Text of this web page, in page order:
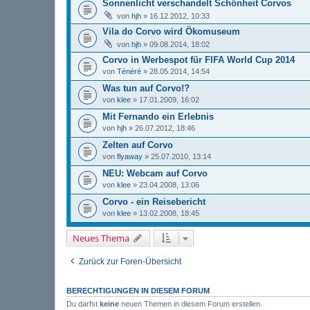
Sonnenlicht verschandelt Schönheit Corvos
von hjh » 16.12.2012, 10:33
Vila do Corvo wird Ökomuseum
von hjh » 09.08.2014, 18:02
Corvo in Werbespot für FIFA World Cup 2014
von Ténéré » 28.05.2014, 14:54
Was tun auf Corvo!?
von klee » 17.01.2009, 16:02
Mit Fernando ein Erlebnis
von hjh » 26.07.2012, 18:46
Zelten auf Corvo
von flyaway » 25.07.2010, 13:14
NEU: Webcam auf Corvo
von klee » 23.04.2008, 13:06
Corvo - ein Reisebericht
von klee » 13.02.2008, 18:45
Neues Thema
Zurück zur Foren-Übersicht
BERECHTIGUNGEN IN DIESEM FORUM
Du darfst keine neuen Themen in diesem Forum erstellen.